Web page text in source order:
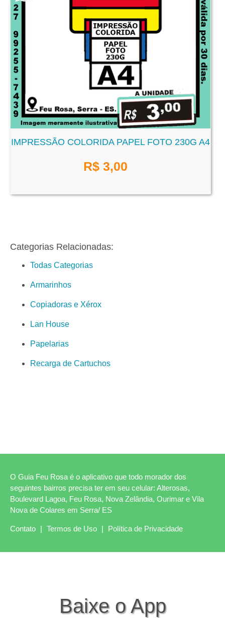
IMPRESSÃO COLORIDA PAPEL FOTO 230G A4
R$ 3,00
Categorias Relacionadas:
Todas Categorias
Armarinhos
Copiadoras e Xérox
Lan House
Papelarias
Recarga de Cartuchos
O Guia Feu Rosa é o aplicativo que todo morador dos
seguintes bairros precisa ter em seu celular: Alterosas,
Boulevard Lagoa, Feu Rosa, Nova Zelândia, Ourimar e Vila
Nova de Colares em Serra/ ES
Contato | Termos de Uso | Política de Privacidade
Baixe o App